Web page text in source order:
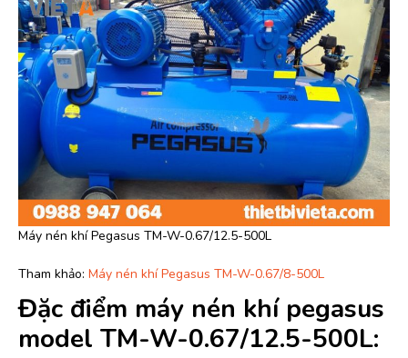
Máy nén khí Pegasus TM-W-0.67/12.5-500L
Tham khảo: Máy nén khí Pegasus TM-W-0.67/8-500L
Đặc điểm máy nén khí pegasus
model TM-W-0.67/12.5-500L: